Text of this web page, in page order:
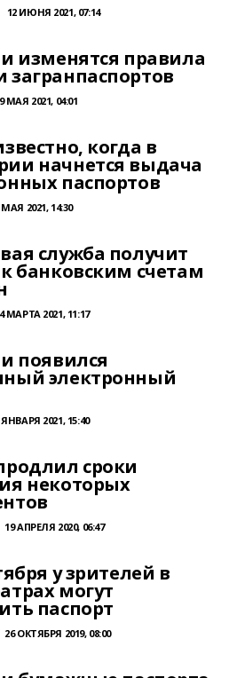
12 ИЮНЯ 2021, 07:14
изменятся правила
загранпаспортов
МАЯ 2021, 04:01
когда в
начнется выдача
паспортов
МАЯ 2021, 14:30
служба получит
банковским счетам
МАРТА 2021, 11:17
появился
электронный
ЯНВАРЯ 2021, 15:40
сроки
некоторых
19 АПРЕЛЯ 2020, 06:47
у зрителей в
могут
паспорт
26 ОКТЯБРЯ 2019, 08:00